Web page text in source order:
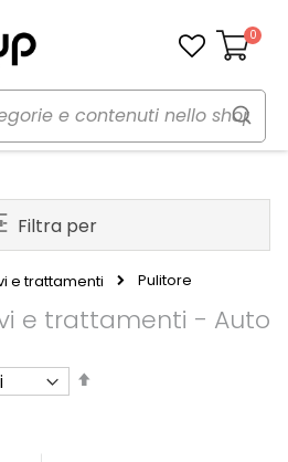
Carrello
0
e trattamenti Pulitore
e trattamenti - Auto
Imposta
Filtra per